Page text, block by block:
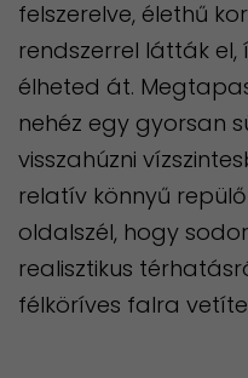
felszerelve, élethű
rendszerrel látták
élheted át.
nehéz egy gyorsan
visszahúzni
relatív könnyű
oldalszél, hogy
realisztikus
félköríves falra